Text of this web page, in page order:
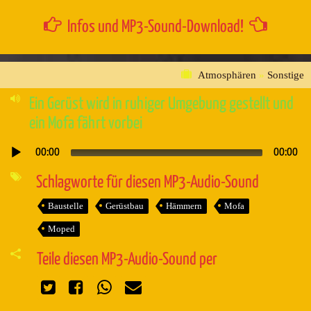
Infos und MP3-Sound-Download!
Atmosphären » Sonstige
Ein Gerüst wird in ruhiger Umgebung gestellt und
ein Mofa fährt vorbei
Audio-
00:00 00:00
Schlagworte für diesen MP3-Audio-Sound
Baustelle Gerüstbau Hämmern Mofa
Moped
Teile diesen MP3-Audio-Sound per